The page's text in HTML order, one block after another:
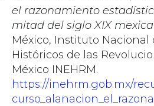
el razonamiento
mitad del siglo XIX
México, Instituto Nacional
Históricos de las
México INEHRM.
https://inehrm.gob.mx/